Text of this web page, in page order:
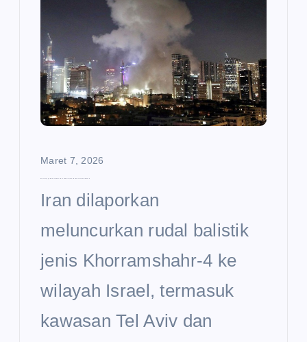
Maret 7, 2026
Iran dilaporkan
meluncurkan rudal balistik
jenis Khorramshahr-4 ke
wilayah Israel, termasuk
kawasan Tel Aviv dan